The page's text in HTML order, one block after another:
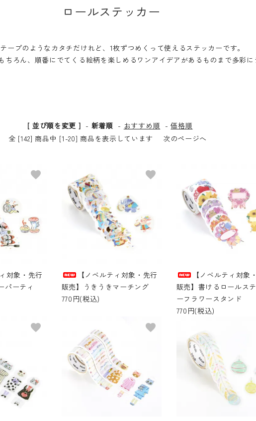
ロールステッカー
ープのようなカタチだけれど、 1枚ずつめくって使えるステッカーです。
ろん、 順番にでてくる絵柄を楽しめる ワンアイデアがあるものまで多彩に
[ 並び順を変更 ] - 新着順 - おすすめ順 -価格順
全 [142] 商品中 [1-20] 商品を表示しています
次のページへ
対象・先行
パーティ
favorite
【ノベルティ対象・先行
販売】うきうきマーチング
770円(税込)
favorite
【ノベルティ対象
販売】書けるロールス
ーフラワースタンド
770円(税込)
favorite favorite